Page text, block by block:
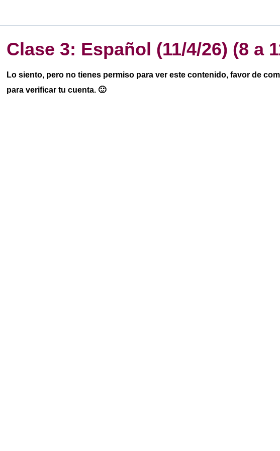
Clase 3: Español (11/4/26) (8 a
Lo siento, pero no tienes permiso para ver este contenido, favor de
para verificar tu cuenta. 🙂